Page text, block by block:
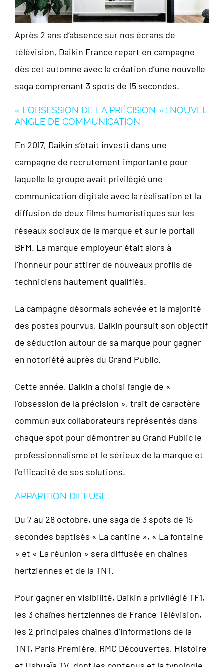
Après 2 ans d’absence sur nos écrans de
télévision, Daikin France repart en campagne
dès cet automne avec la création d’une nouvelle
saga comprenant 3 spots de 15 secondes.
« L’OBSESSION DE LA PRÉCISION » : NOUVEL
ANGLE DE COMMUNICATION
En 2017, Daikin s’était investi dans une
campagne de recrutement importante pour
laquelle le groupe avait privilégié une
communication digitale avec la réalisation et la
diffusion de deux films humoristiques sur les
réseaux sociaux de la marque et sur le portail
BFM. La marque employeur était alors à
l’honneur pour attirer de nouveaux profils de
techniciens hautement qualifiés.
La campagne désormais achevée et la majorité
des postes pourvus, Daikin poursuit son objectif
de séduction autour de sa marque pour gagner
en notoriété auprès du Grand Public.
Cette année, Daikin a choisi l’angle de «
l’obsession de la précision », trait de caractère
commun aux collaborateurs représentés dans
chaque spot pour démontrer au Grand Public le
professionnalisme et le sérieux de la marque et
l’efficacité de ses solutions.
APPARITION DIFFUSE
Du 7 au 28 octobre, une saga de 3 spots de 15
secondes baptisés « La cantine », « La fontaine
» et « La réunion » sera diffusée en chaînes
hertziennes et de la TNT.
Pour gagner en visibilité, Daikin a privilégié TF1,
les 3 chaînes hertziennes de France Télévision,
les 2 principales chaînes d’informations de la
TNT, Paris Première, RMC Découvertes, Histoire